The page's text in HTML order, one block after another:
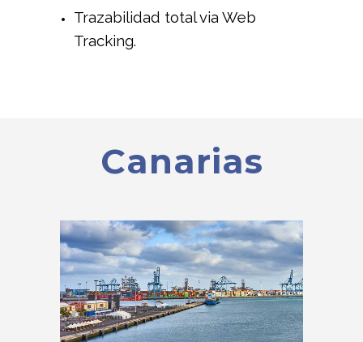
Trazabilidad total via Web
Tracking.
Canarias